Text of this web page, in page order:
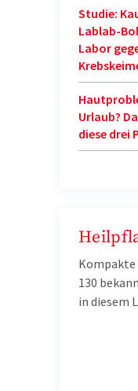
Studie:
Lablab-
Labor
Urlaub?
diese drei
130
in diesem